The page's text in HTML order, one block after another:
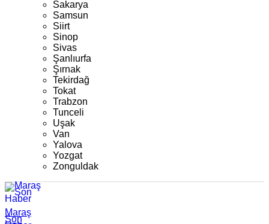
Sakarya
Samsun
Siirt
Sinop
Sivas
Şanlıurfa
Şırnak
Tekirdağ
Tokat
Trabzon
Tunceli
Uşak
Van
Yalova
Yozgat
Zonguldak
Maraş
Son